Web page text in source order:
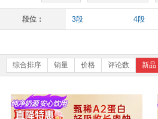
段位： 3段 4段
综合排序 销量 价格 评论数 新品